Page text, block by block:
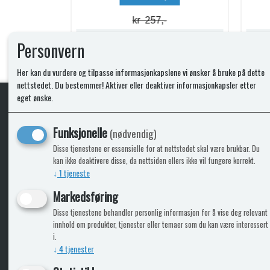
kr 74,-
Kjøp
KLikk & hent
ICARAVANGRUPPEN
Bobilkjeden - iCaravan Tromsø
Caravan.no - når camping er livet
Fritidsvarehuset.no - barn og velvære
Cookies
Personvern
Her kan du vurdere og tilpasse informasjonkapslene vi ønsker å bruke på dette
nettstedet. Du bestemmer! Aktiver eller deaktiver informasjonkapsler etter
eget ønske.
Funksjonelle(nødvendig)
Disse tjenestene er essensielle for at nettstedet skal være brukbar. Du
kan ikke deaktivere disse, da nettsiden ellers ikke vil fungere korrekt.
↓ 1tjeneste
Markedsføring
Disse tjenestene behandler personlig informasjon for å vise deg relevant
innhold om produkter, tjenester eller temaer som du kan være interessert
i.
↓ 4tjenester